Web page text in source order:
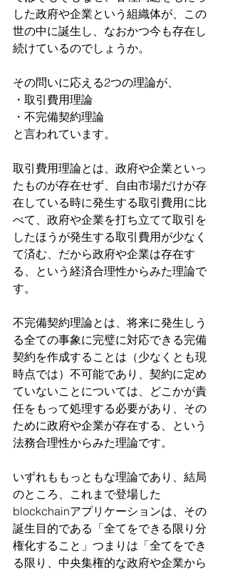
した政府や企業という組織体が、この
世の中に誕生し、なおかつ今も存在し
続けているのでしょうか。
その問いに応える2つの理論が、
・取引費用理論
・不完備契約理論
と言われています。
取引費用理論とは、政府や企業といっ
たものが存在せず、自由市場だけが存
在している時に発生する取引費用に比
べて、政府や企業を打ち立てて取引を
したほうが発生する取引費用が少なく
て済む、だから政府や企業は存在す
る、という経済合理性からみた理論で
す。
不完備契約理論とは、将来に発生しう
る全ての事象に完璧に対応できる完備
契約を作成することは（少なくとも現
時点では）不可能であり、契約に定め
ていないことについては、どこかが責
任をもって処理する必要があり、その
ために政府や企業が存在する、という
法務合理性からみた理論です。
いずれももっともな理論であり、結局
のところ、これまで登場した
blockchainアプリケーションは、その
誕生目的である「全てをできる限り分
権化すること」つまりは「全てをでき
る限り、中央集権的な政府や企業から